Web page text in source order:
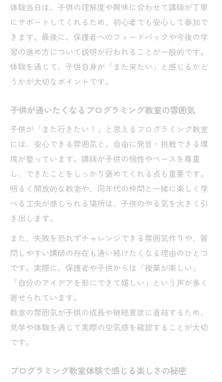
体験当日は、子供の理解度や興味に合わせて講師が丁寧
にサポートしてくれるため、初心者でも安心して参加で
きます。最後に、保護者へのフィードバックや今後の学
習の進め方について説明が行われることが一般的です。
体験を通じて、子供自身が「また来たい」と感じるかど
うかが大切なポイントです。
子供が通いたくなるプログラミング教室の雰囲気
子供が「また行きたい！」と思えるプログラミング教室
には、安心できる雰囲気と、自由に発言・挑戦できる環
境が整っています。講師が子供の個性やペースを尊重
し、できたことをしっかり褒めてくれる点も重要です。
明るく開放的な教室や、同年代の仲間と一緒に楽しく学
べる工夫が感じられる場所は、子供のやる気を大きく引
き出します。
また、失敗を恐れずチャレンジできる雰囲気作りや、質
問しやすい講師の存在も通い続けたくなる理由のひとつ
です。実際に、保護者や子供からは「授業が楽しい」
「自分のアイデアを形にできて嬉しい」という声が多く
寄せられています。
教室の雰囲気が子供の成長や継続意欲に直結するため、
見学や体験を通じて実際の空気感を確認することが大切
です。
プログラミング教室体験で感じる楽しさの秘密